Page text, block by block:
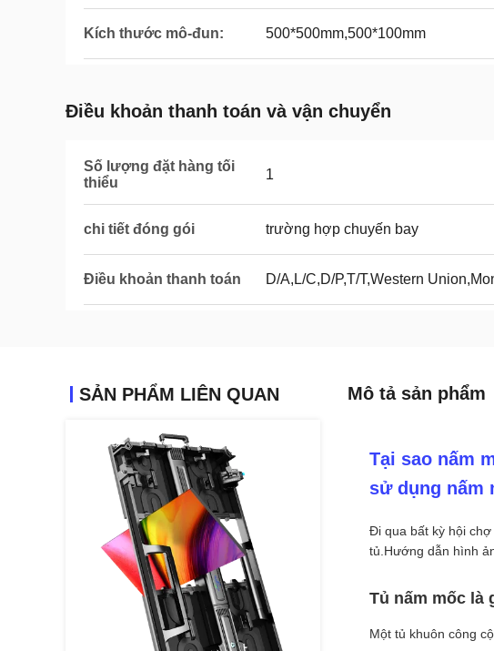
Kích thước mô-đun: 500*500mm,500*100mm
Điều khoản thanh toán và vận chuyển
Số lượng đặt hàng tối
thiểu
1
chi tiết đóng gói trường hợp chuyến bay
Điều khoản thanh toán D/A,L/C,D/P,T/T,Western
SẢN PHẨM LIÊN QUAN Mô tả sản phẩm
Tại sao nấm
sử dụng nấm
Đi qua bất kỳ hội
tủ.Hướng dẫn hình
Tủ nấm mốc là
Một tủ khuôn công